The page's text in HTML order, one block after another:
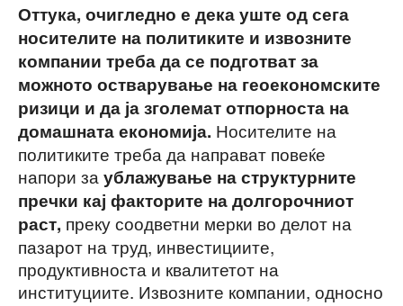
Оттука, очигледно е дека уште од сега
носителите на политиките и извозните
компании треба да се подготват за
можното остварување на геоекономските
ризици и да ја зголемат отпорноста на
домашната економија. Носителите на
политиките треба да направат повеќе
напори за ублажување на структурните
пречки кај факторите на долгорочниот
раст, преку соодветни мерки во делот на
пазарот на труд, инвестициите,
продуктивноста и квалитетот на
институциите. Извозните компании, односно